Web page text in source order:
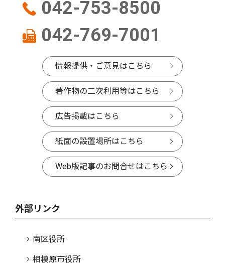
042-753-8500
042-769-7001
情報提供・ご意見はこちら
著作物の二次利用等はこちら
広告掲載はこちら
紙面の設置場所はこちら
Web版記事のお問合せはこちら
外部リンク
南区役所
相模原市役所